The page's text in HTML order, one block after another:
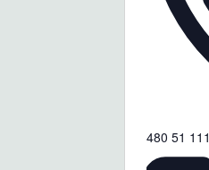
Phone
480 51 111